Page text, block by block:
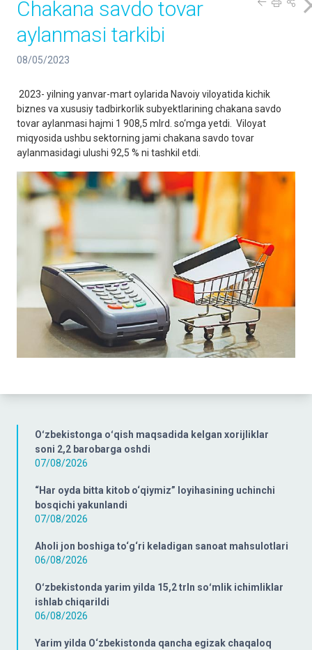
Oʻzbekistonga oʻqish maqsadida kelgan xorijliklar
soni 2,2 barobarga oshdi
07/08/2026
“Har oyda bitta kitob o‘qiymiz” loyihasining uchinchi
bosqichi yakunlandi
07/08/2026
Aholi jon boshiga to‘g‘ri keladigan sanoat mahsulotlari
06/08/2026
Oʻzbekistonda yarim yilda 15,2 trln soʻmlik ichimliklar
ishlab chiqarildi
06/08/2026
Yarim yilda O‘zbekistonda qancha egizak chaqaloq
Chakana savdo tovar
aylanmasi tarkibi
08/05/2023
2023- yilning yanvar-mart oylarida Navoiy viloyatida kichik
biznes va xususiy tadbirkorlik subyektlarining chakana savdo
tovar aylanmasi hajmi 1 908,5 mlrd. so‘mga yetdi. Viloyat
miqyosida ushbu sektorning jami chakana savdo tovar
aylanmasidagi ulushi 92,5 % ni tashkil etdi.